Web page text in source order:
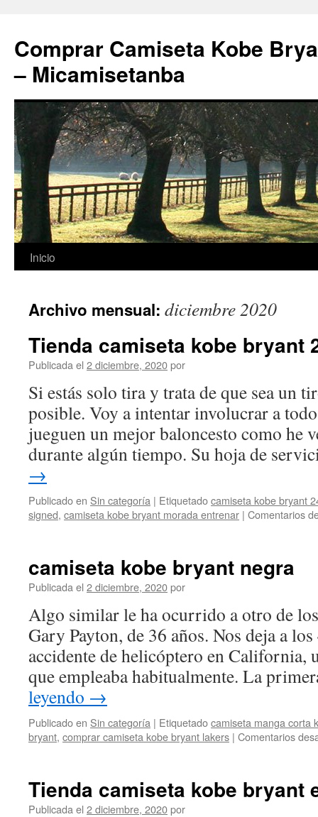
Comprar Camiseta Kobe
– Micamisetanba
Saltar
contenido
Inicio
Archivo mensual: diciembre 2020
Tienda camiseta kobe bryant
Publicada el 2 diciembre, 2020por
Si estás solo tira y trata de que sea un
posible. Voy a intentar involucrar a
jueguen un mejor baloncesto como he
durante algún tiempo. Su hoja de
→
Publicado en Sin categoría | Etiquetadocamiseta kobe bryant
signed, camiseta kobe bryant morada entrenar | Comentarios
camiseta kobe bryant negra
Publicada el 2 diciembre, 2020por
Algo similar le ha ocurrido a otro de
Gary Payton, de 36 años. Nos deja a
accidente de helicóptero en California,
que empleaba habitualmente. La
leyendo →
Publicado en Sin categoría | Etiquetadocamiseta manga corta
bryant, comprar camiseta kobe bryant lakers | Comentarios
Tienda camiseta kobe bryant
Publicada el 2 diciembre, 2020por